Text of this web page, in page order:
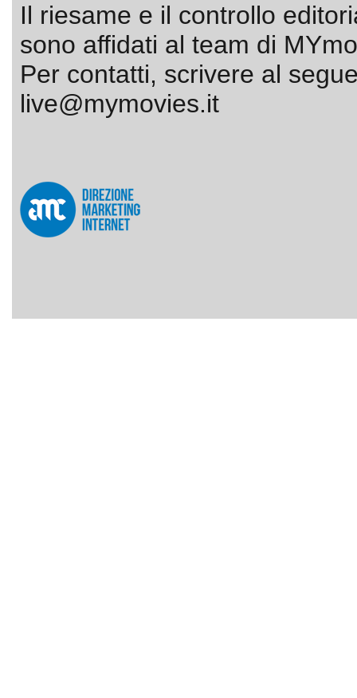
Il riesame e il controllo
sono affidati al team di
Per contatti, scrivere al
live@mymovies.it